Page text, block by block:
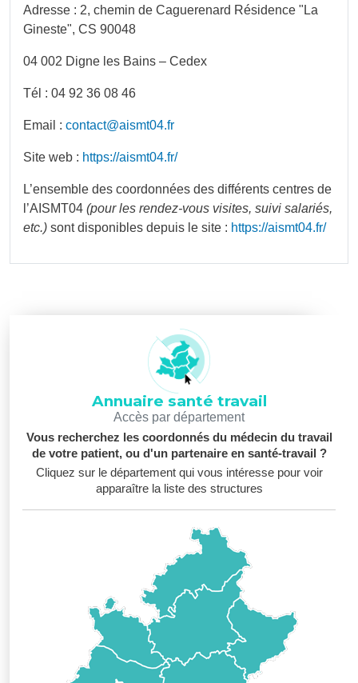
Adresse : 2, chemin de Caguerenard Résidence "La
Gineste", CS 90048
04 002 Digne les Bains – Cedex
Tél : 04 92 36 08 46
Email : contact@aismt04.fr
Site web : https://aismt04.fr/
L’ensemble des coordonnées des différents centres de
l’AISMT04 (pour les rendez-vous visites, suivi salariés,
etc.) sont disponibles depuis le site : https://aismt04.fr/
Annuaire santé travail
Accès par département
Vous recherchez les coordonnés du médecin du travail
de votre patient, ou d'un partenaire en santé-travail ?
Cliquez sur le département qui vous intéresse pour voir
apparaître la liste des structures